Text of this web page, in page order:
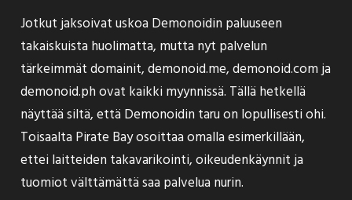
Jotkut jaksoivat uskoa Demonoidin paluuseen
takaiskuista huolimatta, mutta nyt palvelun
tärkeimmät domainit, demonoid.me, demonoid.com ja
demonoid.ph ovat kaikki myynnissä. Tällä hetkellä
näyttää siltä, että Demonoidin taru on lopullisesti ohi.
Toisaalta Pirate Bay osoittaa omalla esimerkillään,
ettei laitteiden takavarikointi, oikeudenkäynnit ja
tuomiot välttämättä saa palvelua nurin.